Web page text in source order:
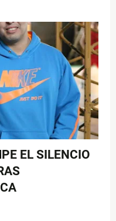
EL SILENCIO